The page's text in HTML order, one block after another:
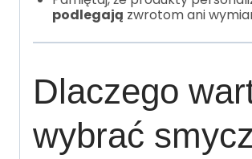
podlegają zwrotom ani
Dlaczego
wybrać smycz